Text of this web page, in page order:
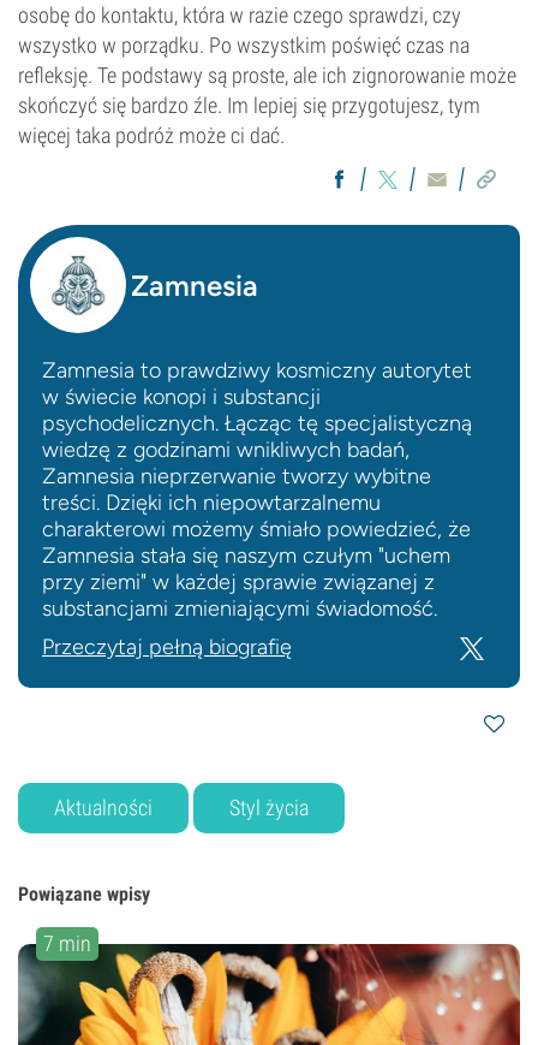
osobę do kontaktu, która w razie czego sprawdzi, czy
wszystko w porządku. Po wszystkim poświęć czas na
refleksję. Te podstawy są proste, ale ich zignorowanie może
skończyć się bardzo źle. Im lepiej się przygotujesz, tym
więcej taka podróż może ci dać.
Zamnesia
Zamnesia to prawdziwy kosmiczny autorytet
w świecie konopi i substancji
psychodelicznych. Łącząc tę specjalistyczną
wiedzę z godzinami wnikliwych badań,
Zamnesia nieprzerwanie tworzy wybitne
treści. Dzięki ich niepowtarzalnemu
charakterowi możemy śmiało powiedzieć, że
Zamnesia stała się naszym czułym "uchem
przy ziemi" w każdej sprawie związanej z
substancjami zmieniającymi świadomość.
Przeczytaj pełną biografię
Aktualności Styl życia
Powiązane wpisy
7 min